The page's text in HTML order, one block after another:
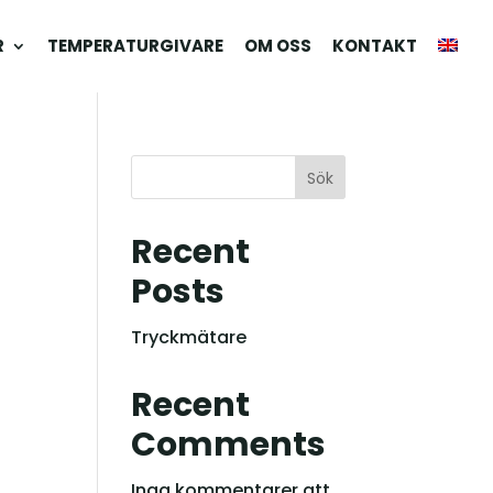
TEMPERATURGIVARE OM OSS KONTAKT
Sök
Recent
Posts
Tryckmätare
Recent
Comments